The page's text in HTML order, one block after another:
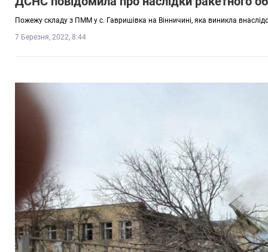
Пожежу складу з ПММ у с. Гавришівка на Вінничині, яка виникла
7 Березня, 2022, 8:44